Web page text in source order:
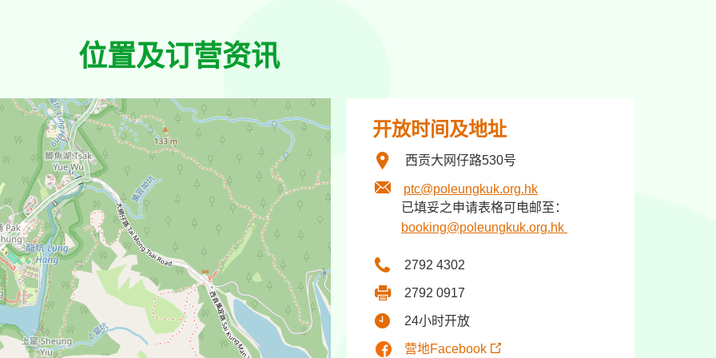
位置及订营资讯
开放时间及地址
西贡大网仔路530号
ptc@poleungkuk.org.hk
已填妥之申请表格可电邮至：
booking@poleungkuk.org.hk
2792 4302
2792 0917
24小时开放
营地Facebook